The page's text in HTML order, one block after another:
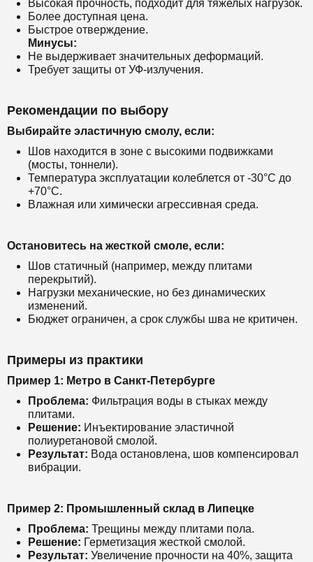
Высокая прочность, подходит для тяжелых нагрузок.
Более доступная цена.
Быстрое отверждение.
Минусы:
Не выдерживает значительных деформаций.
Требует защиты от УФ-излучения.
Рекомендации по выбору
Выбирайте эластичную смолу, если:
Шов находится в зоне с высокими подвижками
(мосты, тоннели).
Температура эксплуатации колеблется от -30°C до
+70°C.
Влажная или химически агрессивная среда.
Остановитесь на жесткой смоле, если:
Шов статичный (например, между плитами
перекрытий).
Нагрузки механические, но без динамических
изменений.
Бюджет ограничен, а срок службы шва не критичен.
Примеры из практики
Пример 1: Метро в Санкт-Петербурге
Проблема: Фильтрация воды в стыках между
плитами.
Решение: Инъектирование эластичной
полиуретановой смолой.
Результат: Вода остановлена, шов компенсировал
вибрации.
Пример 2: Промышленный склад в Липецке
Проблема: Трещины между плитами пола.
Решение: Герметизация жесткой смолой.
Результат: Увеличение прочности на 40%, защита